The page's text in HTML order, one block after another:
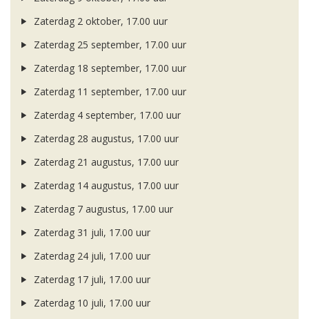
Zaterdag 2 oktober, 17.00 uur
Zaterdag 25 september, 17.00 uur
Zaterdag 18 september, 17.00 uur
Zaterdag 11 september, 17.00 uur
Zaterdag 4 september, 17.00 uur
Zaterdag 28 augustus, 17.00 uur
Zaterdag 21 augustus, 17.00 uur
Zaterdag 14 augustus, 17.00 uur
Zaterdag 7 augustus, 17.00 uur
Zaterdag 31 juli, 17.00 uur
Zaterdag 24 juli, 17.00 uur
Zaterdag 17 juli, 17.00 uur
Zaterdag 10 juli, 17.00 uur